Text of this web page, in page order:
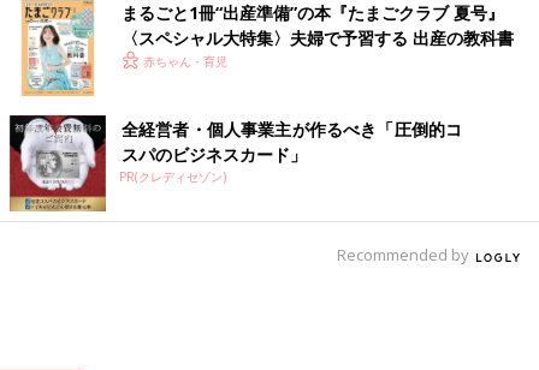
まるごと1冊“出産準備”の本『たまごクラブ 夏号』
〈スペシャル大特集〉夫婦で予習する 出産の教科書
赤ちゃん・育児
全経営者・個人事業主が作るべき「圧倒的コ
スパのビジネスカード」
PR(クレディセゾン)
Recommended by